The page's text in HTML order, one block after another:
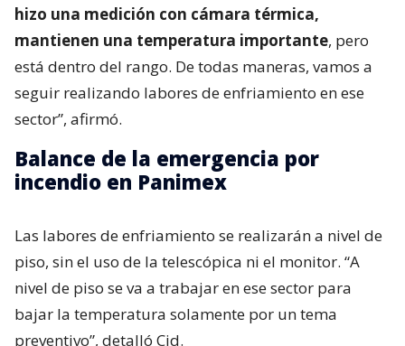
hizo una medición con cámara térmica,
mantienen una temperatura importante, pero
está dentro del rango. De todas maneras, vamos a
seguir realizando labores de enfriamiento en ese
sector”, afirmó.
Balance de la emergencia por
incendio en Panimex
Las labores de enfriamiento se realizarán a nivel de
piso, sin el uso de la telescópica ni el monitor. “A
nivel de piso se va a trabajar en ese sector para
bajar la temperatura solamente por un tema
preventivo”, detalló Cid.